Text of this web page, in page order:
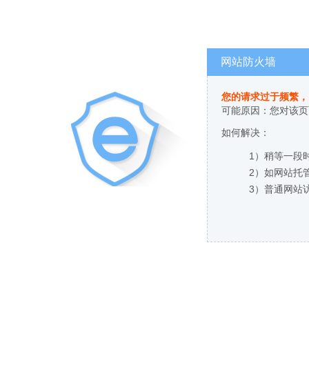
网站防火墙
您的请求过于频繁
可能原因：您对该
如何解决：
1）稍等一段
2）如网站托
3）普通网站